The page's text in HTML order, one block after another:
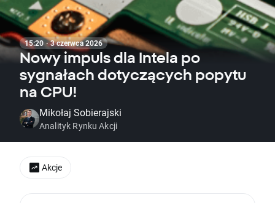
15:20 · 3 czerwca 2026
Nowy impuls dla Intela po
sygnałach dotyczących popytu
na CPU!
Mikołaj Sobierajski
Analityk Rynku Akcji
Akcje